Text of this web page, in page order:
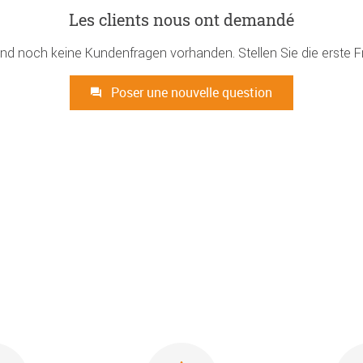
Les clients nous ont demandé
noch keine Kundenfragen vorhanden. Stellen Sie die erste
Poser une nouvelle question